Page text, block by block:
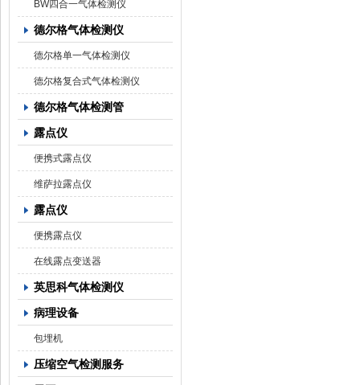
BW四合一气体检测仪
德尔格气体检测仪
德尔格单一气体检测仪
德尔格复合式气体检测仪
德尔格气体检测管
露点仪
便携式露点仪
维萨拉露点仪
露点仪
便携露点仪
在线露点变送器
英思科气体检测仪
病理设备
包埋机
压缩空气检测服务